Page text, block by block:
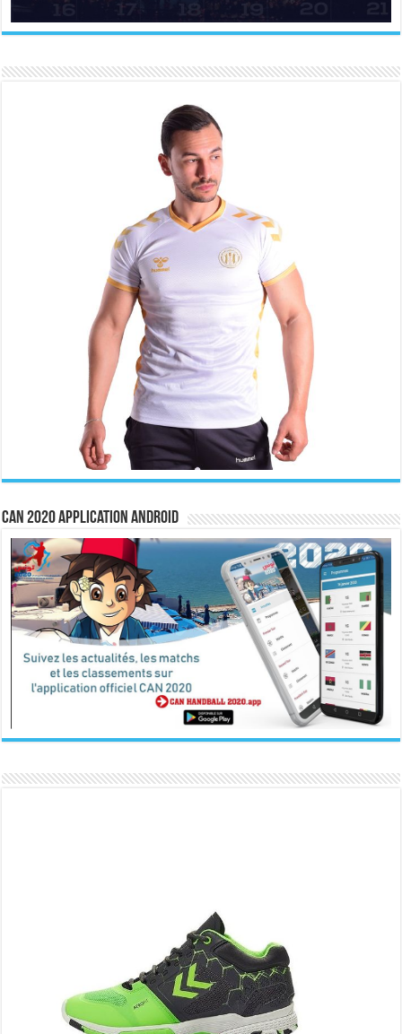
CAN 2020 Application Android